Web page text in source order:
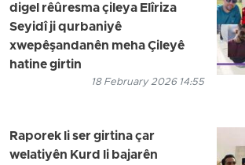
digel rêûresma çileya Elîriza
Seyidî ji qurbaniyê
xwepêşandanên meha Çileyê
hatine girtin
18 February 2026 14:55
Raporek li ser girtina çar
welatiyên Kurd li bajarên